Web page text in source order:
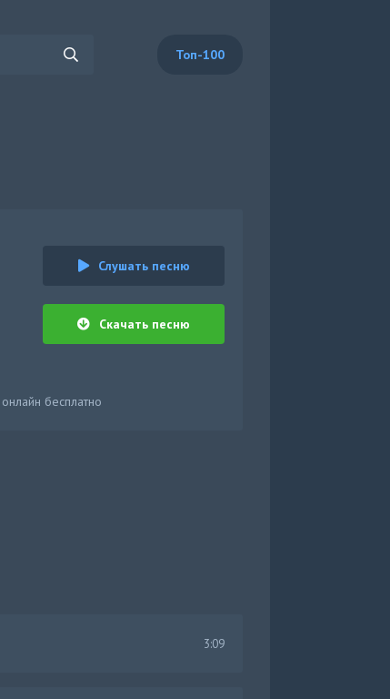
Топ-100
Слушать песню
Скачать песню
бесплатно
3:09